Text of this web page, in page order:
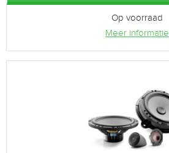
Op voorraad
Meer informatie